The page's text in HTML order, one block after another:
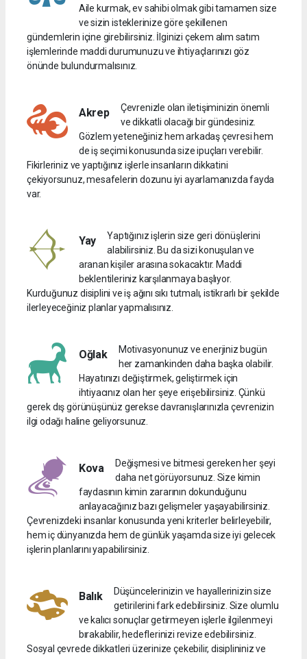
Aile kurmak, ev sahibi olmak gibi tamamen size
ve sizin isteklerinize göre şekillenen
gündemlerin içine girebilirsiniz. İlginizi çekem alım satım
işlemlerinde maddi durumunuzu ve ihtiyaçlarınızı göz
önünde bulundurmalısınız.
Akrep
Çevrenizle olan iletişiminizin önemli
ve dikkatli olacağı bir gündesiniz.
Gözlem yeteneğiniz hem arkadaş çevresi hem
de iş seçimi konusunda size ipuçları verebilir.
Fikirleriniz ve yaptığınız işlerle insanların dikkatini
çekiyorsunuz, mesafelerin dozunu iyi ayarlamanızda fayda
var.
Yay
Yaptığınız işlerin size geri dönüşlerini
alabilirsiniz. Bu da sizi konuşulan ve
aranan kişiler arasına sokacaktır. Maddi
beklentileriniz karşılanmaya başlıyor.
Kurduğunuz disiplini ve iş ağını sıkı tutmalı, istikrarlı bir şekilde
ilerleyeceğiniz planlar yapmalısınız.
Oğlak
Motivasyonunuz ve enerjiniz bugün
her zamankinden daha başka olabilir.
Hayatınızı değiştirmek, geliştirmek için
ihtiyacınız olan her şeye erişebilirsiniz. Çünkü
gerek dış görünüşünüz gerekse davranışlarınızla çevrenizin
ilgi odağı haline geliyorsunuz.
Kova
Değişmesi ve bitmesi gereken her şeyi
daha net görüyorsunuz. Size kimin
faydasının kimin zararının dokunduğunu
anlayacağınız bazı gelişmeler yaşayabilirsiniz.
Çevrenizdeki insanlar konusunda yeni kriterler belirleyebilir,
hem iç dünyanızda hem de günlük yaşamda size iyi gelecek
işlerin planlarını yapabilirsiniz.
Balık
Düşüncelerinizin ve hayallerinizin size
getirilerini fark edebilirsiniz. Size olumlu
ve kalıcı sonuçlar getirmeyen işlerle ilgilenmeyi
bırakabilir, hedeflerinizi revize edebilirsiniz.
Sosyal çevrede dikkatleri üzerinize çekebilir, disiplininiz ve